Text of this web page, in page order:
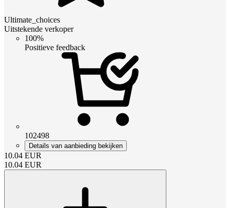
Ultimate_choices
Uitstekende verkoper
100%
Positieve feedback
102498
Details van aanbieding bekijken
10.04 EUR
10.04 EUR